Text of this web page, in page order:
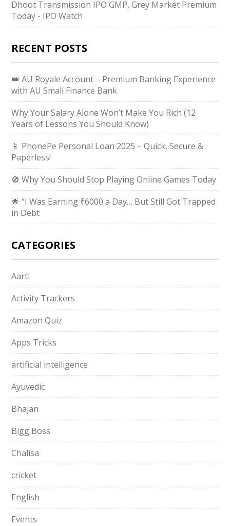
Dhoot Transmission IPO GMP, Grey Market Premium
Today - IPO Watch
RECENT POSTS
👑 AU Royale Account – Premium Banking Experience
with AU Small Finance Bank
Why Your Salary Alone Won’t Make You Rich (12
Years of Lessons You Should Know)
📱 PhonePe Personal Loan 2025 – Quick, Secure &
Paperless!
🚫 Why You Should Stop Playing Online Games Today
🌟 “I Was Earning ₹6000 a Day… But Still Got Trapped
in Debt
CATEGORIES
Aarti
Activity Trackers
Amazon Quiz
Apps Tricks
artificial intelligence
Ayuvedic
Bhajan
Bigg Boss
Chalisa
cricket
English
Events